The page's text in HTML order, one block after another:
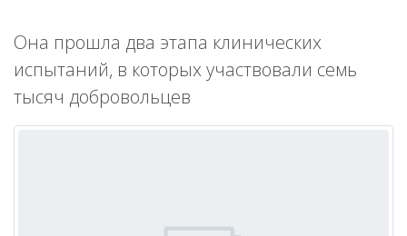
Она прошла два этапа клинических
испытаний, в которых участвовали семь
тысяч добровольцев